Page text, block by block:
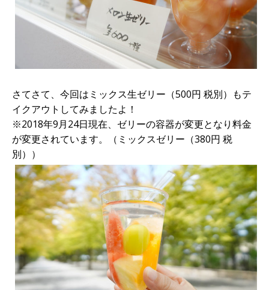
さてさて、今回はミックス生ゼリー（500円 税別）もテ
イクアウトしてみましたよ！
※2018年9月24日現在、ゼリーの容器が変更となり料金
が変更されています。（ミックスゼリー（380円 税
別））